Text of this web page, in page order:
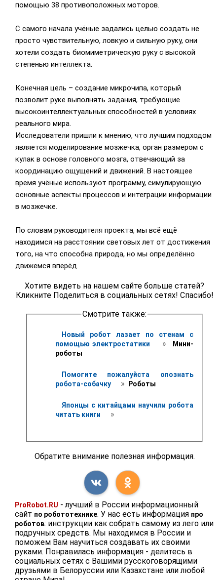
помощью 38 противоположных моторов.
С самого начала учёные задались целью создать не
просто чувствительную, ловкую и сильную руку, они
хотели создать биомиметрическую руку с высокой
степенью интеллекта.
Конечная цель – создание микрочипа, который
позволит руке выполнять задания, требующие
высокоинтеллектуальных способностей в условиях
реального мира.
Исследователи пришли к мнению, что лучшим подходом
является моделирование мозжечка, орган размером с
кулак в основе головного мозга, отвечающий за
координацию ощущений и движений. В настоящее
время учёные используют программу, симулирующую
основные аспекты процессов и интеграции информации
в мозжечке.
По словам руководителя проекта, мы всё ещё
находимся на расстоянии световых лет от достижения
того, на что способна природа, но мы определённо
движемся вперёд.
Хотите видеть на нашем сайте больше статей?
Кликните Поделиться в социальных сетях! Спасибо!
Смотрите также:
Новый робот лазает по стенам с
помощью электростатики
»
Мини-
роботы
Помогите пожалуйста опознать
робота-собачку
» Роботы
Японцы с китайцами научили робота
читать книги
»
Обратите внимание полезная информация.
ProRobot.RU - лучший в России информационный
сайт по робототехнике. У нас есть информация про
роботов: инструкции как собрать самому из лего или
подручных средств. Мы находимся в России и
поможем Вам научиться создавать их своими
руками. Понравилась информация - делитесь в
социальных сетях с Вашими русскоговорящими
друзьями в Белоруссии или Казахстане или любой